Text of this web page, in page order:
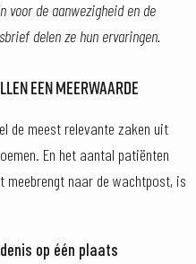
voor de aanwezigheid en de
delen ze hun ervaringen.
EEN MEERWAARDE
de meest relevante zaken uit
En het aantal patiënten
naar de wachtpost, is
op één plaats